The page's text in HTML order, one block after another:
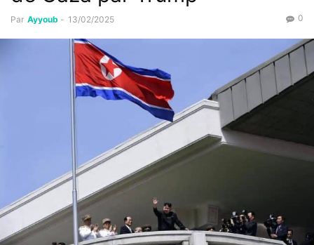
Par Ayyoub - 13/02/2025 0